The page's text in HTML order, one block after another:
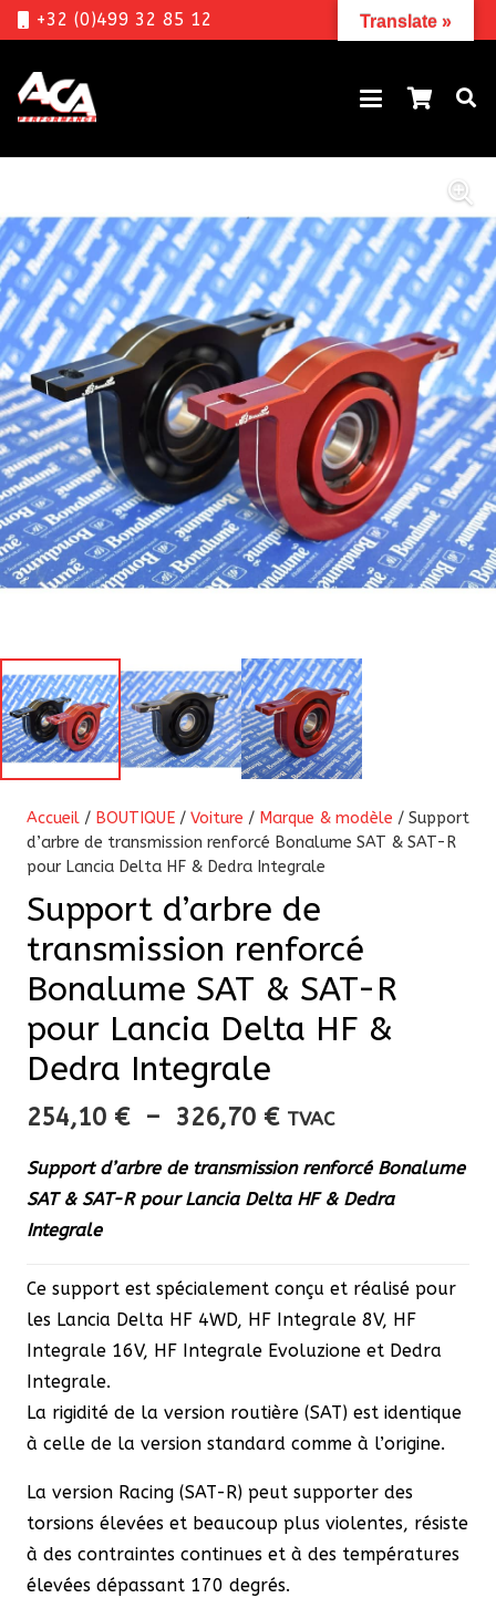
+32 (0)499 32 85 12
Accueil / BOUTIQUE / Voiture / Marque & modèle / Support
d’arbre de transmission renforcé Bonalume SAT & SAT-R
pour Lancia Delta HF & Dedra Integrale
Support d’arbre de
transmission renforcé
Bonalume SAT & SAT-R
pour Lancia Delta HF &
Dedra Integrale
254,10 € – 326,70 €Plage
prix :
254,10 €
TVAC
Support d’arbre de transmission renforcé Bonalume
SAT & SAT-R pour Lancia Delta HF & Dedra
Integrale
Ce support est spécialement conçu et réalisé pour
les Lancia Delta HF 4WD, HF Integrale 8V, HF
Integrale 16V, HF Integrale Evoluzione et Dedra
Integrale.
La rigidité de la version routière (SAT) est identique
à celle de la version standard comme à l’origine.
La version Racing (SAT-R) peut supporter des
torsions élevées et beaucoup plus violentes, résiste
à des contraintes continues et à des températures
élevées dépassant 170 degrés.
Translate »